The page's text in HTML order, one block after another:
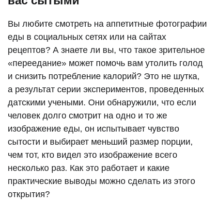
Вы любите смотреть на аппетитные фотографии
еды в социальных сетях или на сайтах
рецептов? А знаете ли вы, что такое зрительное
«переедание» может помочь вам утолить голод
и снизить потребление калорий? Это не шутка,
а результат серии экспериментов, проведенных
датскими учеными. Они обнаружили, что если
человек долго смотрит на одно и то же
изображение еды, он испытывает чувство
сытости и выбирает меньший размер порции,
чем тот, кто видел это изображение всего
несколько раз. Как это работает и какие
практические выводы можно сделать из этого
открытия?